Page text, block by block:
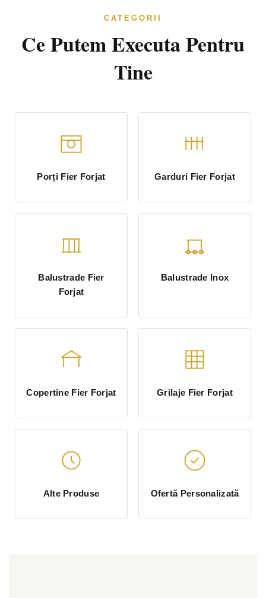
CATEGORII
Ce Putem Executa Pentru
Tine
Porți Fier Forjat Garduri Fier Forjat
Balustrade Fier
Forjat
Balustrade Inox
Copertine Fier Forjat Grilaje Fier Forjat
Alte Produse Ofertă Personalizată